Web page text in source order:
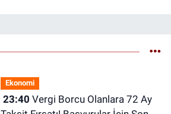
Ekonomi
23:40